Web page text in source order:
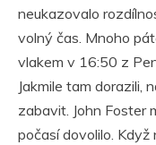
neukazovalo
volný čas. Mnoho
vlakem v 16:50 z
Jakmile tam dorazili,
zabavit. John Foster
počasí dovolilo. Když